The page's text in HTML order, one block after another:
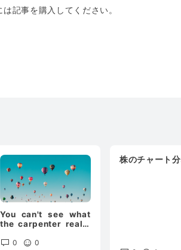
記事を購入してください。
You can't see what
the carpenter really
0 0
株のチャート